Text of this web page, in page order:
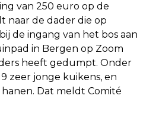
van 250 euro op de
naar de dader die op
de ingang van het bos aan
in Bergen op Zoom
heeft gedumpt. Onder
zeer jonge kuikens, en
Dat meldt Comité